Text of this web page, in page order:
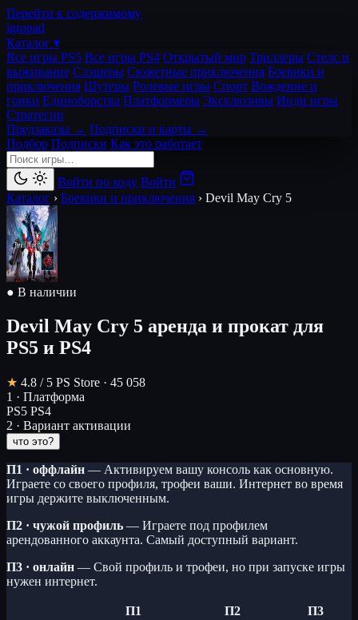
Перейти к содержимому
igropad
Каталог ▾
Все игры PS5 Все игры PS4 Открытый мир Триллеры Стелс и
выживание Слэшеры Сюжетные приключения Боевики и
приключения Шутеры Ролевые игры Спорт Вождение и
гонки Единоборства Платформеры Эксклюзивы Инди игры
Стратегии
Предзаказы → Подписки и карты →
Подбор Подписки Как это работает
Войти по коду Войти
Каталог › Боевики и приключения › Devil May Cry 5
● В наличии
Devil May Cry 5 аренда и прокат для
PS5 и PS4
★ 4.8 / 5 PS Store · 45 058
1 · Платформа
PS5 PS4
2 · Вариант активации
что это?
П1 · оффлайн — Активируем вашу консоль как основную.
Играете со своего профиля, трофеи ваши. Интернет во время
игры держите выключенным.
П2 · чужой профиль — Играете под профилем
арендованного аккаунта. Самый доступный вариант.
П3 · онлайн — Свой профиль и трофеи, но при запуске игры
нужен интернет.
П1 П2 П3